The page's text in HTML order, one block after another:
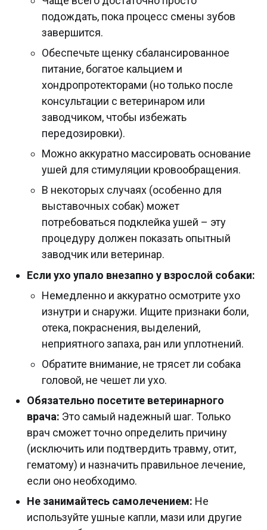
подождать, пока процесс смены зубов
завершится.
Обеспечьте щенку сбалансированное
питание, богатое кальцием и
хондропротекторами (но только после
консультации с ветеринаром или
заводчиком, чтобы избежать
передозировки).
Можно аккуратно массировать основание
ушей для стимуляции кровообращения.
В некоторых случаях (особенно для
выставочных собак) может
потребоваться подклейка ушей – эту
процедуру должен показать опытный
заводчик или ветеринар.
Если ухо упало внезапно у взрослой собаки:
Немедленно и аккуратно осмотрите ухо
изнутри и снаружи. Ищите признаки боли,
отека, покраснения, выделений,
неприятного запаха, ран или уплотнений.
Обратите внимание, не трясет ли собака
головой, не чешет ли ухо.
Обязательно посетите ветеринарного
врача: Это самый надежный шаг. Только
врач сможет точно определить причину
(исключить или подтвердить травму, отит,
гематому) и назначить правильное лечение,
если оно необходимо.
Не занимайтесь самолечением: Не
используйте ушные капли, мази или другие